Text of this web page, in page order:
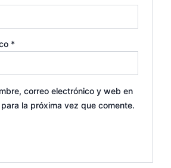
*
correo electrónico y web en
la próxima vez que comente.